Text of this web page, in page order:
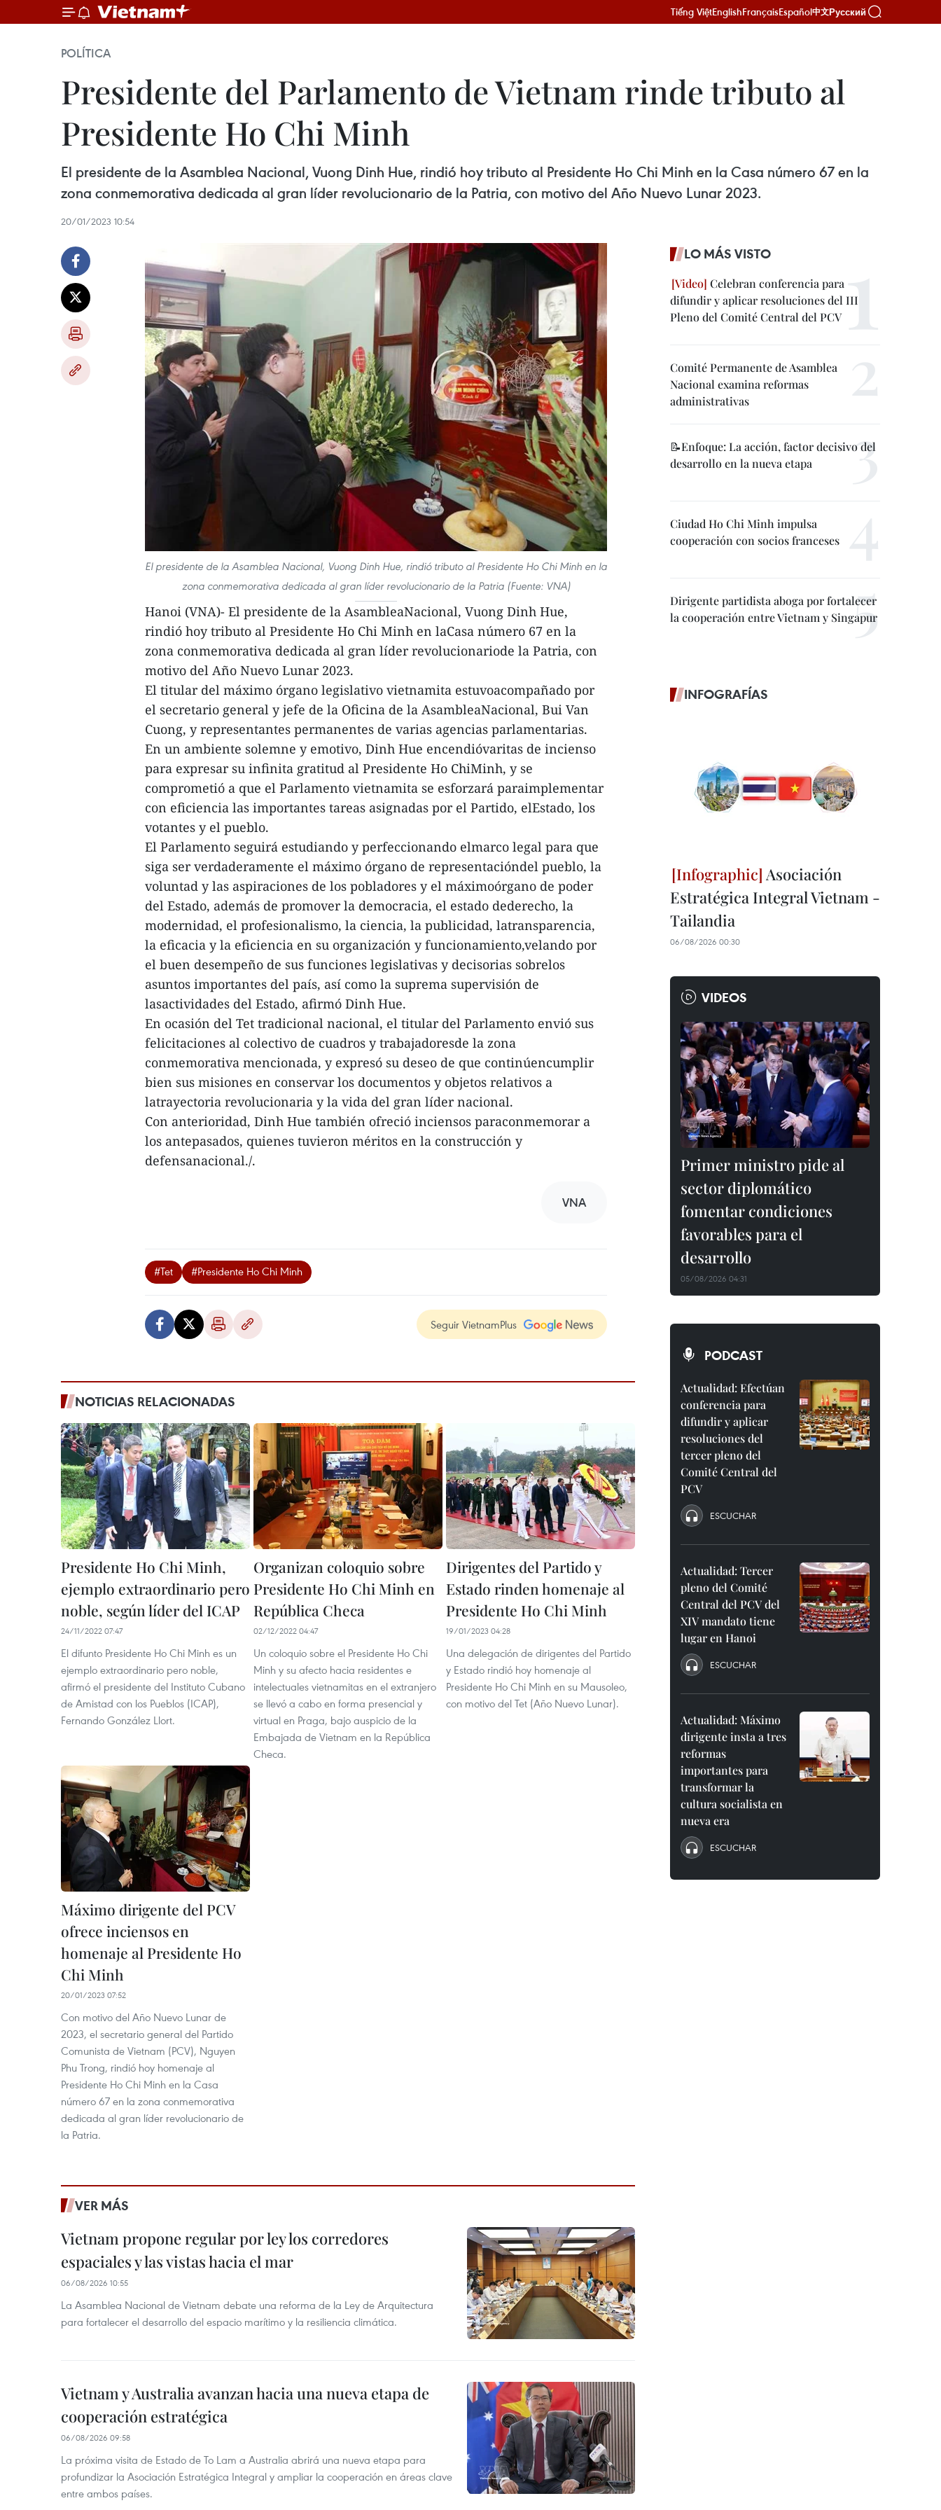
Tiếng ViệtEnglishFrançaisEspañol中文Русский
POLÍTICA
Presidente del Parlamento de Vietnam rinde tributo al
Presidente Ho Chi Minh
El presidente de la Asamblea Nacional, Vuong Dinh Hue, rindió hoy tributo al Presidente Ho Chi Minh en la Casa número 67 en la
zona conmemorativa dedicada al gran líder revolucionario de la Patria, con motivo del Año Nuevo Lunar 2023.
20/01/2023 10:54
El presidente de la Asamblea Nacional, Vuong Dinh Hue, rindió tributo al Presidente Ho Chi Minh en la
zona conmemorativa dedicada al gran líder revolucionario de la Patria (Fuente: VNA)
Hanoi (VNA)- El presidente de la AsambleaNacional, Vuong Dinh Hue,
rindió hoy tributo al Presidente Ho Chi Minh en laCasa número 67 en la
zona conmemorativa dedicada al gran líder revolucionariode la Patria, con
motivo del Año Nuevo Lunar 2023.
El titular del máximo órgano legislativo vietnamita estuvoacompañado por
el secretario general y jefe de la Oficina de la AsambleaNacional, Bui Van
Cuong, y representantes permanentes de varias agencias parlamentarias.
En un ambiente solemne y emotivo, Dinh Hue encendióvaritas de incienso
para expresar su infinita gratitud al Presidente Ho ChiMinh, y se
comprometió a que el Parlamento vietnamita se esforzará paraimplementar
con eficiencia las importantes tareas asignadas por el Partido, elEstado, los
votantes y el pueblo.
El Parlamento seguirá estudiando y perfeccionando elmarco legal para que
siga ser verdaderamente el máximo órgano de representacióndel pueblo, la
voluntad y las aspiraciones de los pobladores y el máximoórgano de poder
del Estado, además de promover la democracia, el estado dederecho, la
modernidad, el profesionalismo, la ciencia, la publicidad, latransparencia,
la eficacia y la eficiencia en su organización y funcionamiento,velando por
el buen desempeño de sus funciones legislativas y decisorias sobrelos
asuntos importantes del país, así como la suprema supervisión de
lasactividades del Estado, afirmó Dinh Hue.
En ocasión del Tet tradicional nacional, el titular del Parlamento envió sus
felicitaciones al colectivo de cuadros y trabajadoresde la zona
conmemorativa mencionada, y expresó su deseo de que continúencumplir
bien sus misiones en conservar los documentos y objetos relativos a
latrayectoria revolucionaria y la vida del gran líder nacional.
Con anterioridad, Dinh Hue también ofreció inciensos paraconmemorar a
los antepasados, quienes tuvieron méritos en la construcción y
defensanacional./.
VNA
#Tet #Presidente Ho Chi Minh
Seguir VietnamPlus
NOTICIAS RELACIONADAS
Presidente Ho Chi Minh,
ejemplo extraordinario pero
noble, según líder del ICAP
24/11/2022 07:47
El difunto Presidente Ho Chi Minh es un
ejemplo extraordinario pero noble,
afirmó el presidente del Instituto Cubano
de Amistad con los Pueblos (ICAP),
Fernando González Llort.
Organizan coloquio sobre
Presidente Ho Chi Minh en
República Checa
02/12/2022 04:47
Un coloquio sobre el Presidente Ho Chi
Minh y su afecto hacia residentes e
intelectuales vietnamitas en el extranjero
se llevó a cabo en forma presencial y
virtual en Praga, bajo auspicio de la
Embajada de Vietnam en la República
Checa.
Dirigentes del Partido y
Estado rinden homenaje al
Presidente Ho Chi Minh
19/01/2023 04:28
Una delegación de dirigentes del Partido
y Estado rindió hoy homenaje al
Presidente Ho Chi Minh en su Mausoleo,
con motivo del Tet (Año Nuevo Lunar).
Máximo dirigente del PCV
ofrece inciensos en
homenaje al Presidente Ho
Chi Minh
20/01/2023 07:52
Con motivo del Año Nuevo Lunar de
2023, el secretario general del Partido
Comunista de Vietnam (PCV), Nguyen
Phu Trong, rindió hoy homenaje al
Presidente Ho Chi Minh en la Casa
número 67 en la zona conmemorativa
dedicada al gran líder revolucionario de
la Patria.
VER MÁS
Vietnam propone regular por ley los corredores
espaciales y las vistas hacia el mar
06/08/2026 10:55
La Asamblea Nacional de Vietnam debate una reforma de la Ley de Arquitectura
para fortalecer el desarrollo del espacio marítimo y la resiliencia climática.
Vietnam y Australia avanzan hacia una nueva etapa de
cooperación estratégica
06/08/2026 09:58
La próxima visita de Estado de To Lam a Australia abrirá una nueva etapa para
profundizar la Asociación Estratégica Integral y ampliar la cooperación en áreas clave
entre ambos países.
LO MÁS VISTO
Celebran conferencia para
difundir y aplicar resoluciones del III
Pleno del Comité Central del PCV
Comité Permanente de Asamblea
Nacional examina reformas
administrativas
📝Enfoque: La acción, factor decisivo del
desarrollo en la nueva etapa
Ciudad Ho Chi Minh impulsa
cooperación con socios franceses
Dirigente partidista aboga por fortalecer
la cooperación entre Vietnam y Singapur
INFOGRAFÍAS
Asociación
Estratégica Integral Vietnam -
Tailandia
06/08/2026 00:30
VIDEOS
Primer ministro pide al
sector diplomático
fomentar condiciones
favorables para el
desarrollo
05/08/2026 04:31
PODCAST
Actualidad: Efectúan
conferencia para
difundir y aplicar
resoluciones del
tercer pleno del
Comité Central del
PCV
ESCUCHAR
Actualidad: Tercer
pleno del Comité
Central del PCV del
XIV mandato tiene
lugar en Hanoi
ESCUCHAR
Actualidad: Máximo
dirigente insta a tres
reformas
importantes para
transformar la
cultura socialista en
nueva era
ESCUCHAR